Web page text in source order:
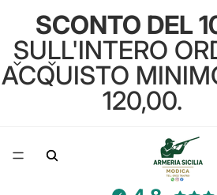
SCONTO DEL
SULL'INTERO
ACQUISTO
120,00.